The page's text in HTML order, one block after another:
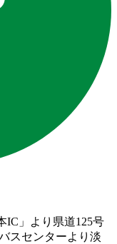
IC」より県道125号
スセンターより淡